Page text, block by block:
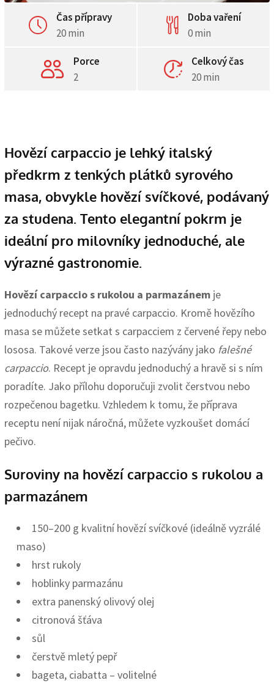
Čas přípravy
20 min
Doba vaření
0 min
Porce
2
Celkový čas
20 min
Hovězí carpaccio je lehký italský
předkrm z tenkých plátků syrového
masa, obvykle hovězí svíčkové, podávaný
za studena. Tento elegantní pokrm je
ideální pro milovníky jednoduché, ale
výrazné gastronomie.
Hovězí carpaccio s rukolou a parmazánem je
jednoduchý recept na pravé carpaccio. Kromě hovězího
masa se můžete setkat s carpacciem z červené řepy nebo
lososa. Takové verze jsou často nazývány jako falešné
carpaccio. Recept je opravdu jednoduchý a hravě si s ním
poradíte. Jako přílohu doporučuji zvolit čerstvou nebo
rozpečenou bagetku. Vzhledem k tomu, že příprava
receptu není nijak náročná, můžete vyzkoušet domácí
pečivo.
Suroviny na hovězí carpaccio s rukolou a
parmazánem
150–200 g kvalitní hovězí svíčkové (ideálně vyzrálé
maso)
hrst rukoly
hoblinky parmazánu
extra panenský olivový olej
citronová šťáva
sůl
čerstvě mletý pepř
bageta, ciabatta – volitelné